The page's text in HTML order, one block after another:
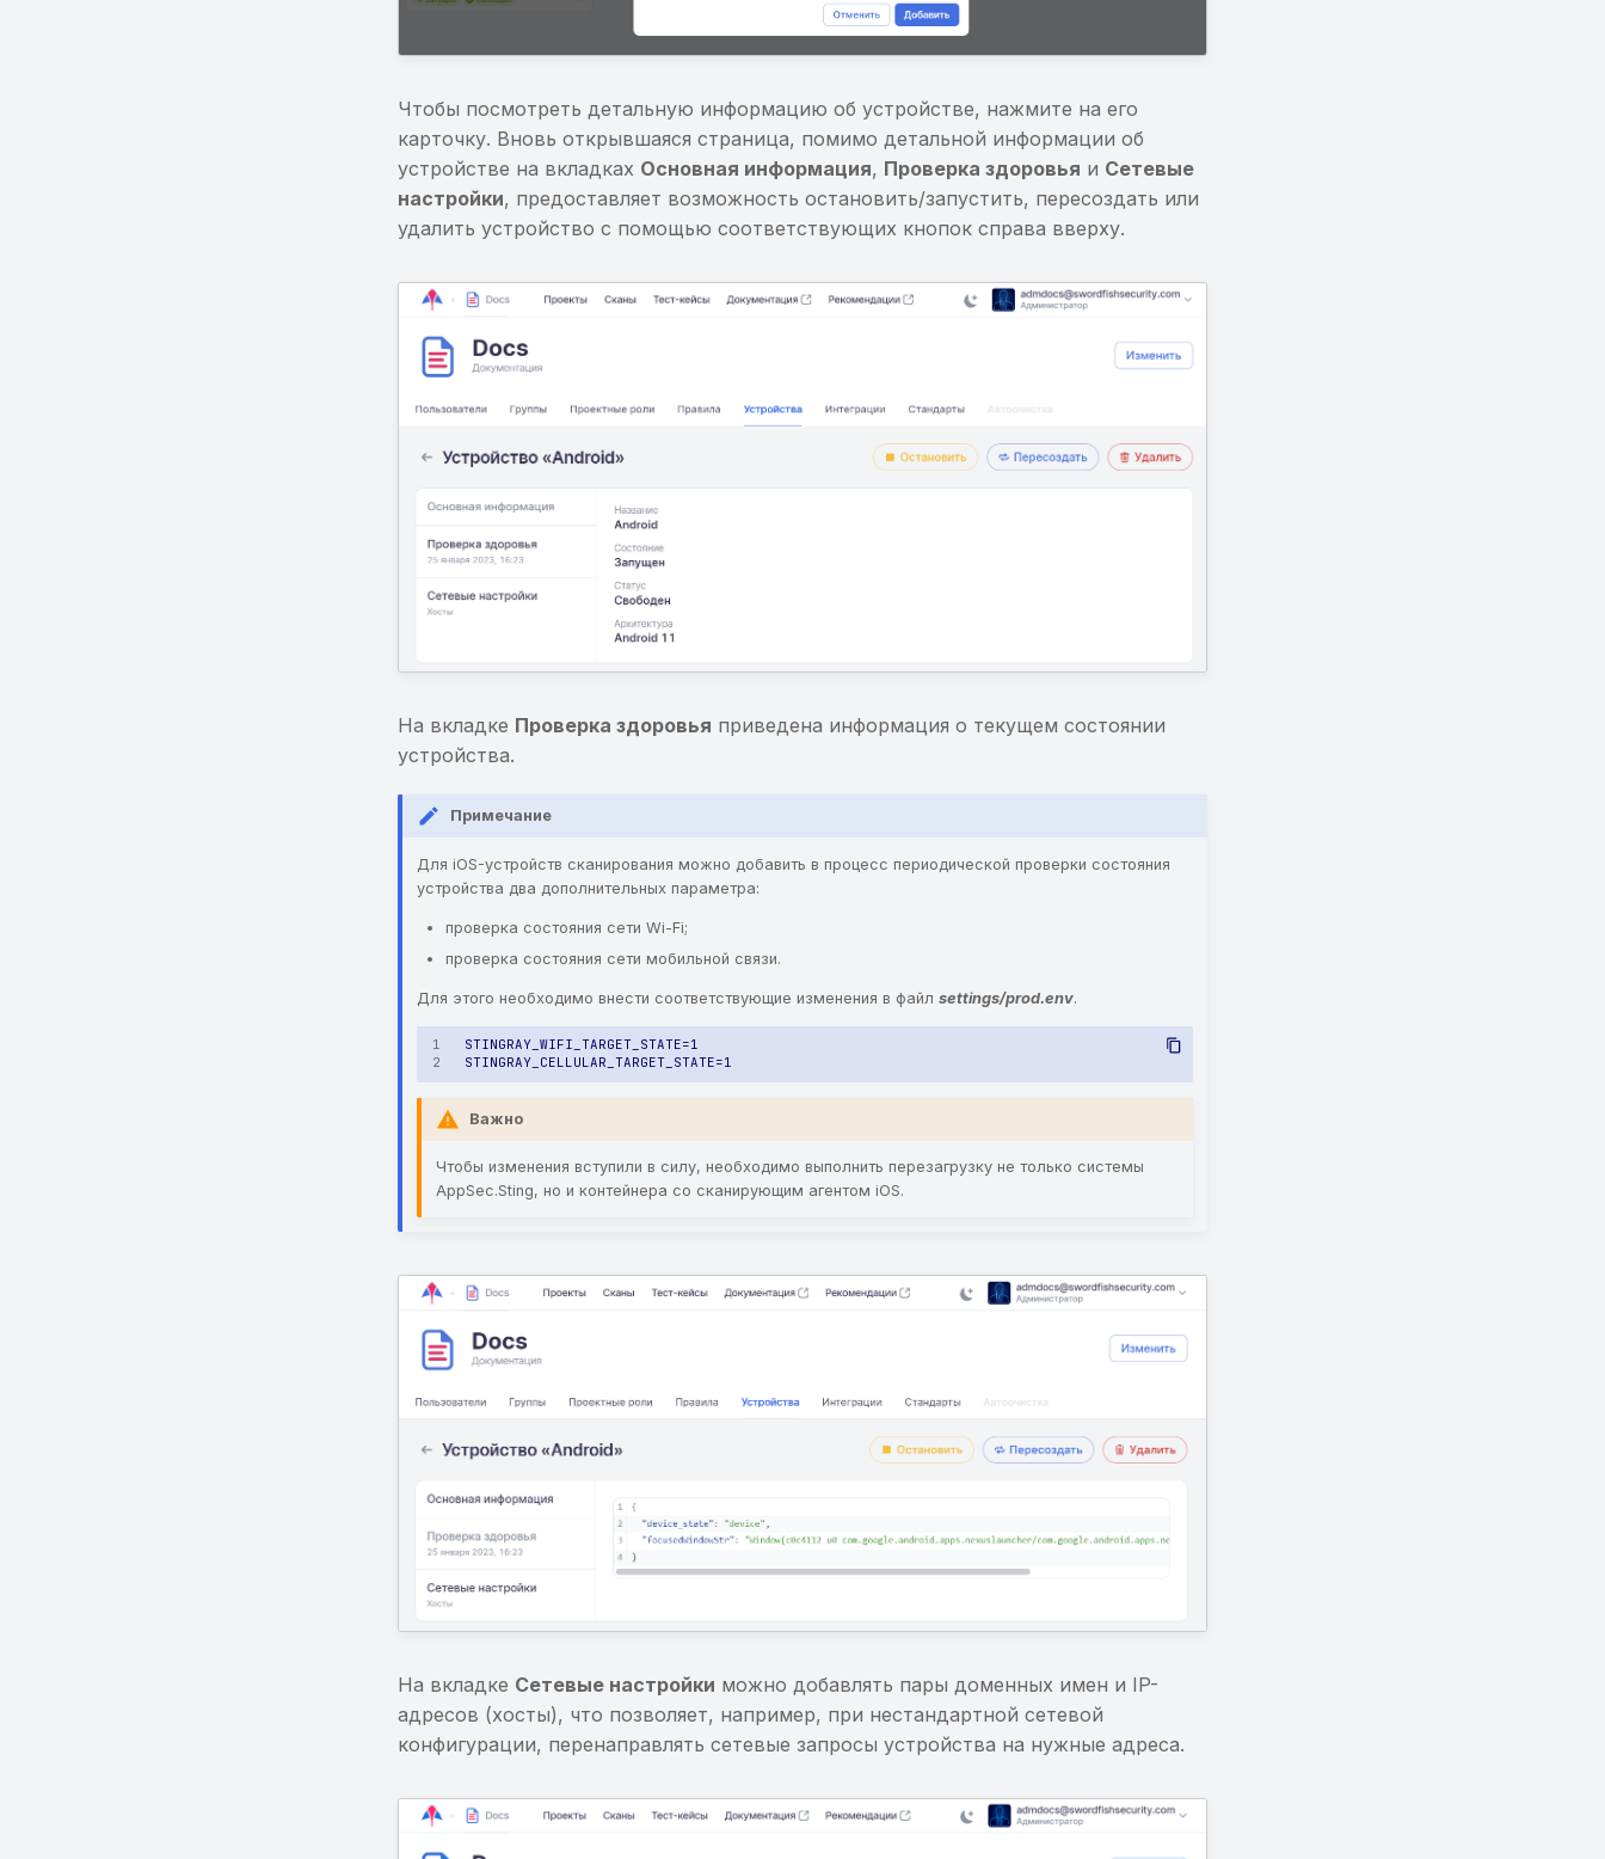
Чтобы посмотреть детальную информацию об устройстве, нажмите на его
карточку. Вновь открывшаяся страница, помимо детальной информации об
устройстве на вкладках Основная информация, Проверка здоровья и Сетевые
настройки, предоставляет возможность остановить/запустить, пересоздать или
удалить устройство с помощью соответствующих кнопок справа вверху.
На вкладке Проверка здоровья приведена информация о текущем состоянии
устройства.
Примечание
Для iOS-устройств сканирования можно добавить в процесс периодической проверки состояния
устройства два дополнительных параметра:
проверка состояния сети Wi-Fi;
проверка состояния сети мобильной связи.
Для этого необходимо внести соответствующие изменения в файлsettings/prod.env.
Важно
Чтобы изменения вступили в силу, необходимо выполнить перезагрузку не только системы
AppSec.Sting, но и контейнера со сканирующим агентом iOS.
На вкладке Сетевые настройки можно добавлять пары доменных имен и IP-
адресов (хосты), что позволяет, например, при нестандартной сетевой
конфигурации, перенаправлять сетевые запросы устройства на нужные адреса.